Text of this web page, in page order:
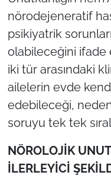
nörodejeneratif
psikiyatrik
olabileceğini ifade
iki tür arasındaki
ailelerin evde
edebileceği,
soruyu tek tek
NÖROLOJİK
İLERLEYİCİ